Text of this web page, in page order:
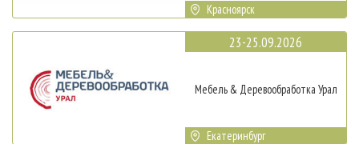
Красноярск
23-25.09.2026
Мебель & Деревообработка Урал
Екатеринбург